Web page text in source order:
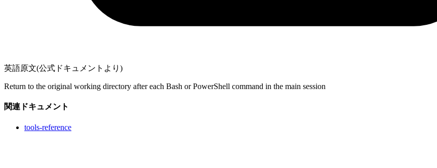
英語原文(公式ドキュメントより)
Return to the original working directory after each Bash or PowerShell command in the main session
関連ドキュメント
tools-reference